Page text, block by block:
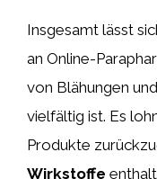
Insgesamt lässt
an Online-
von Blähungen
vielfältig ist. Es
Produkte
Wirkstoffe